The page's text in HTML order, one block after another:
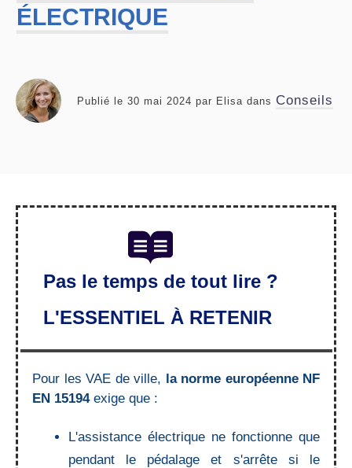
ÉLECTRIQUE
Publié le 30 mai 2024 par Elisa dans Conseils
Pas le temps de tout lire ?
L'ESSENTIEL À RETENIR
Pour les VAE de ville, la norme européenne NF
EN 15194exige que :
L'assistance électrique ne fonctionne que
pendant le pédalage et s'arrête si le